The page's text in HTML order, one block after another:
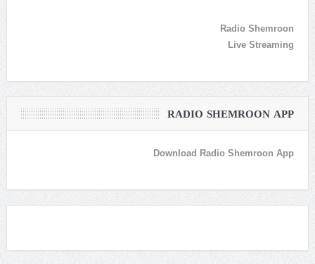
Radio Shemroon
Live Streaming
RADIO SHEMROON APP
Download Radio Shemroon App